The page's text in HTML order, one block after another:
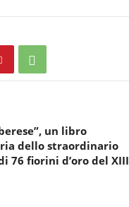
un libro
dello straordinario
76 fiorini d’oro del XIII